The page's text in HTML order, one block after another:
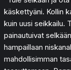
käskettyäni. Kollin
kuin uusi seikkailu.
painautuivat
hampaillaan
mahdollisimman